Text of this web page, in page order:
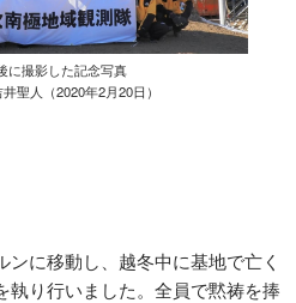
に撮影した記念写真
聖人（2020年2月20日）
に移動し、越冬中に基地で亡く
執り行いました。全員で黙祷を捧